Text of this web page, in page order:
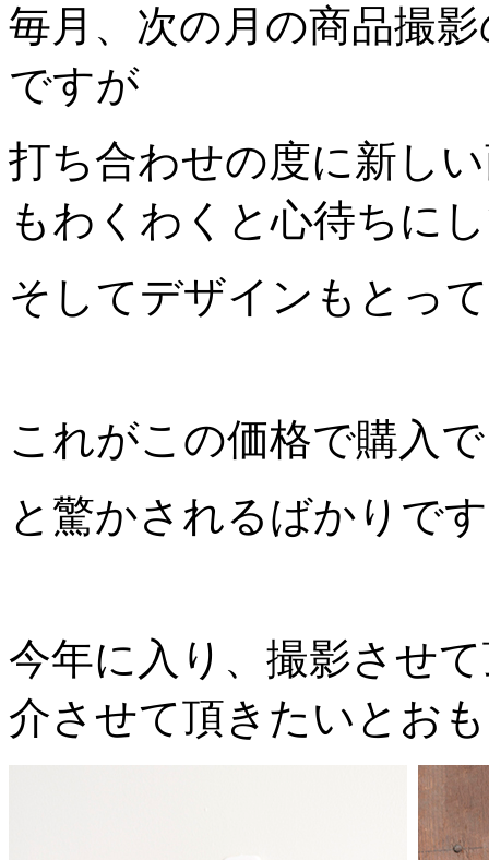
毎月、次の月の商品撮
ですが
打ち合わせの度に新し
もわくわくと心待ちに
そしてデザインもとっ
これがこの価格で購入
と驚かされるばかりで
今年に入り、撮影させ
介させて頂きたいとお